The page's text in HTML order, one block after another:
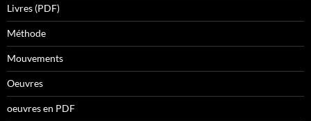
Livres (PDF)
Méthode
Mouvements
Oeuvres
oeuvres en PDF